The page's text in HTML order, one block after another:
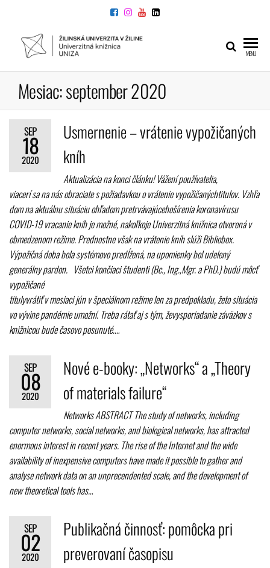
UNIVERZITNÁ
KNIŽNICA
MENU
Mesiac:september 2020
SEP
18
2020
Usmernenie – vrátenie vypožičaných
kníh
Aktualizácia na konci článku! Vážení používatelia,
viacerí sa na nás obraciate s požiadavkou o vrátenie vypožičanýchtitulov. Vzhľa
dom na aktuálnu situáciu ohľadom pretrvávajúcehošírenia koronavírusu
COVID-19 vracanie kníh je možné, nakoľkoje Univerzitná knižnica otvorená v
obmedzenom režime. Prednostne však na vrátenie kníh slúži Bibliobox.
Výpožičná doba bola systémovo predĺžená, na upomienky bol udelený
generálny pardon. Všetci končiaci študenti (Bc., Ing.,Mgr. a PhD.) budú môcť
vypožičané
titulyvrátiť v mesiaci jún v špeciálnom režime len za predpokladu, žeto situácia
vo vývine pandémie umožní. Treba rátať aj s tým, ževysporiadanie záväzkov s
knižnicou bude časovo posunuté.…
SEP
08
2020
Nové e-booky: „Networks“ a „Theory
of materials failure“
Networks ABSTRACT The study of networks, including
computer networks, social networks, and biological networks, has attracted
enormous interest in recent years. The rise of the Internet and the wide
availability of inexpensive computers have made it possible to gather and
analyse network data on an unprecendented scale, and the development of
new theoretical tools has…
SEP
02
2020
Publikačná činnosť: pomôcka pri
preverovaní časopisu